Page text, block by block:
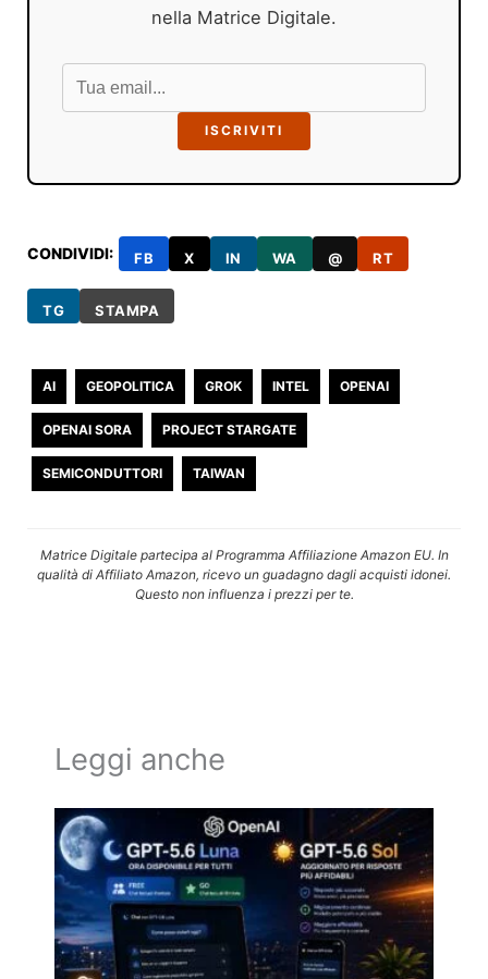
nella Matrice Digitale.
ISCRIVITI
CONDIVIDI: FB X IN WA @ RT
TG STAMPA
AI GEOPOLITICA GROK INTEL OPENAI
OPENAI SORA PROJECT STARGATE
SEMICONDUTTORI TAIWAN
Matrice Digitale partecipa al Programma Affiliazione Amazon EU. In
qualità di Affiliato Amazon, ricevo un guadagno dagli acquisti idonei.
Questo non influenza i prezzi per te.
Leggi anche